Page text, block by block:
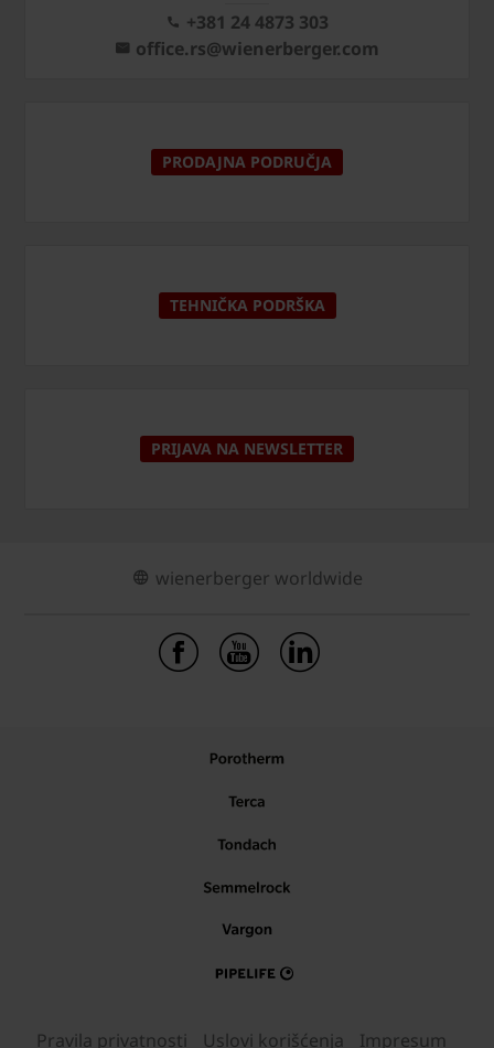
+381 24 4873 303
office.rs@wienerberger.com
PRODAJNA PODRUČJA
TEHNIČKA PODRŠKA
PRIJAVA NA NEWSLETTER
wienerberger worldwide
Pravila privatnosti Uslovi korišćenja Impresum